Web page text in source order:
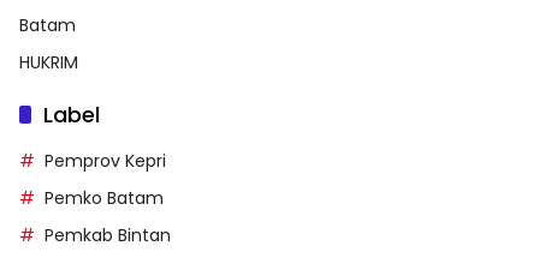
Batam
HUKRIM
Label
Pemprov Kepri
Pemko Batam
Pemkab Bintan